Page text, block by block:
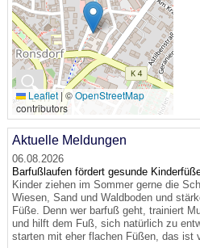
🔍
Leaflet |©OpenStreetMap
contributors
Aktuelle Meldungen
06.08.2026
Barfußlaufen fördert gesunde
Kinder ziehen im Sommer gerne die
Wiesen, Sand und Waldboden und
Füße. Denn wer barfuß geht, trainiert
und hilft dem Fuß, sich natürlich zu
starten mit eher flachen Füßen, das ist